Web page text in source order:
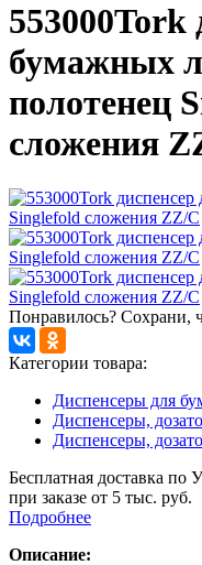
553000Tork
бумажных
полотенец
сложения
Понравилось? Сохрани,
Категории товара:
Диспенсеры для
Диспенсеры,
Диспенсеры,
Бесплатная доставка по
при заказе от 5 тыс. руб.
Подробнее
Описание: